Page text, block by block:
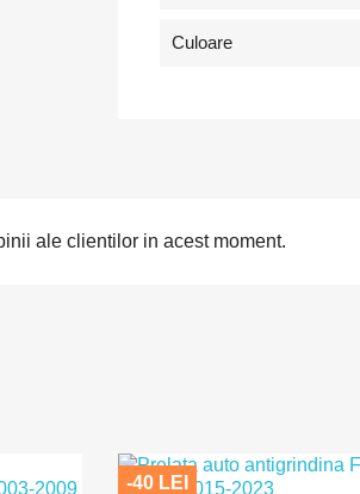
Culoare
ale clientilor in acest moment.
-40 LEI